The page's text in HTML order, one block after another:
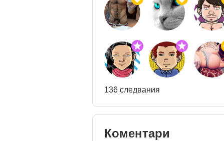
136 следвания
Коментари